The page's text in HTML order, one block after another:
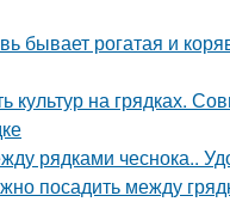
бывает рогатая и
культур на грядках.
рядками чеснока..
посадить между